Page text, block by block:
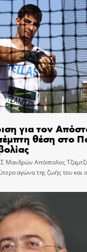
για τον
θέση στο
Μανδρών Απόστολος
αγώνα της ζωής του και